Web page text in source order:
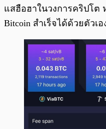
แสฮือฮาในวงการคริปโต
Bitcoin สำเร็จได้ด้วยตัวเอ